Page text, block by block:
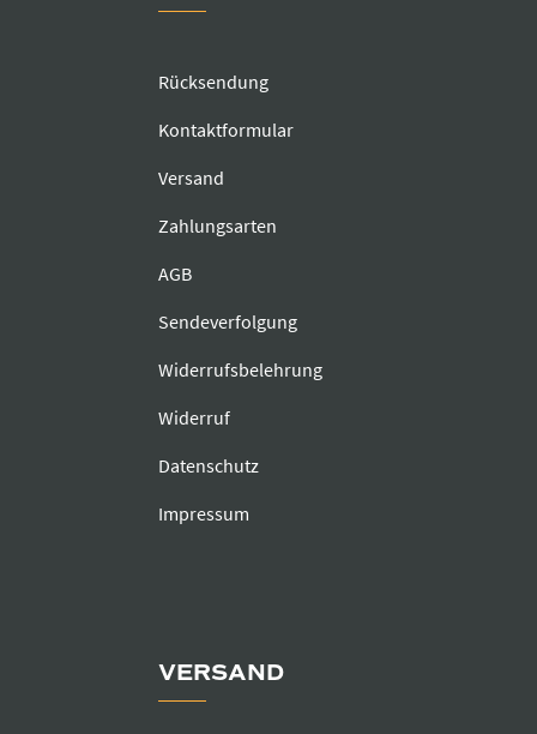
Rücksendung
Kontaktformular
Versand
Zahlungsarten
AGB
Sendeverfolgung
Widerrufsbelehrung
Widerruf
Datenschutz
Impressum
VERSAND